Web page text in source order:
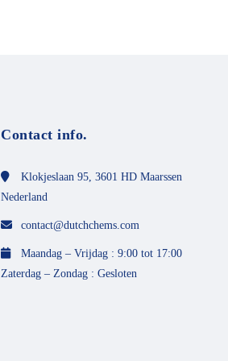
Contact info.
Klokjeslaan 95, 3601 HD Maarssen
Nederland
contact@dutchchems.com
Maandag – Vrijdag : 9:00 tot 17:00
Zaterdag – Zondag : Gesloten